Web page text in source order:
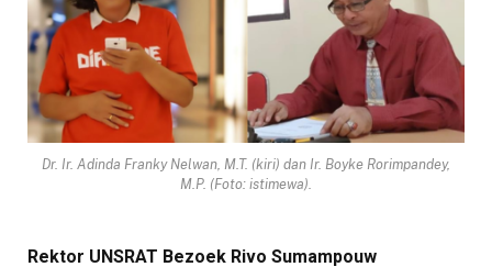
Dr. Ir. Adinda Franky Nelwan, M.T. (kiri) dan Ir. Boyke Rorimpandey,
M.P. (Foto: istimewa).
Rektor UNSRAT Bezoek Rivo Sumampouw